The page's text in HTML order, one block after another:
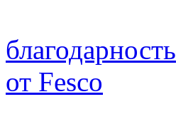
благодарность
от Fesco